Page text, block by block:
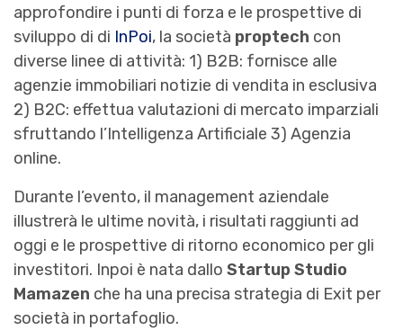
approfondire i punti di forza e le prospettive di
sviluppo di di InPoi, la società proptech con
diverse linee di attività: 1) B2B: fornisce alle
agenzie immobiliari notizie di vendita in esclusiva
2) B2C: effettua valutazioni di mercato imparziali
sfruttando l’Intelligenza Artificiale 3) Agenzia
online.
Durante l’evento, il management aziendale
illustrerà le ultime novità, i risultati raggiunti ad
oggi e le prospettive di ritorno economico per gli
investitori. Inpoi è nata dallo Startup Studio
Mamazen che ha una precisa strategia di Exit per
società in portafoglio.